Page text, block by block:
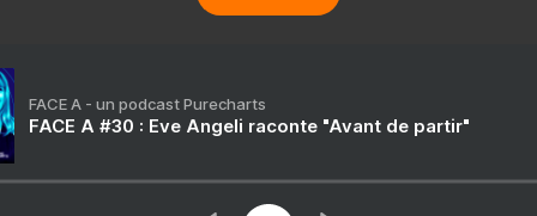
FACE A - un podcast Purecharts
FACE A #30 : Eve Angeli raconte "Avant de partir"